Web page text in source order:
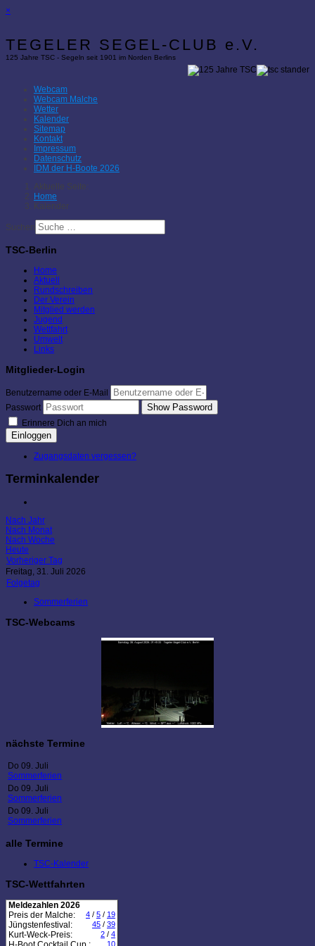
×
TEGELER SEGEL-CLUB e.V.
125 Jahre TSC - Segeln seit 1901 im Norden Berlins
Webcam
Webcam Malche
Wetter
Kalender
Sitemap
Kontakt
Impressum
Datenschutz
IDM der H-Boote 2026
Aktuelle Seite:
Home
Kalender
Suchen
TSC-Berlin
Home
Aktuell
Rundschreiben
Der Verein
Mitglied werden
Jugend
Wettfahrt
Umwelt
Links
Mitglieder-Login
Benutzername oder E-Mail
Passwort
Show Password
Erinnere Dich an mich
Einloggen
Zugangsdaten vergessen?
Terminkalender
Nach Jahr
Nach Monat
Nach Woche
Heute
Vorheriger Tag
Freitag, 31. Juli 2026
Folgetag
Sommerferien
TSC-Webcams
nächste Termine
Do 09. Juli
Sommerferien
Do 09. Juli
Sommerferien
Do 09. Juli
Sommerferien
alle Termine
TSC-Kalender
TSC-Wettfahrten
Meldezahlen 2026
Preis der Malche:
4 / 5 / 19
Jüngstenfestival: 45 / 39
Kurt-Weck-Preis: 2 / 4
10